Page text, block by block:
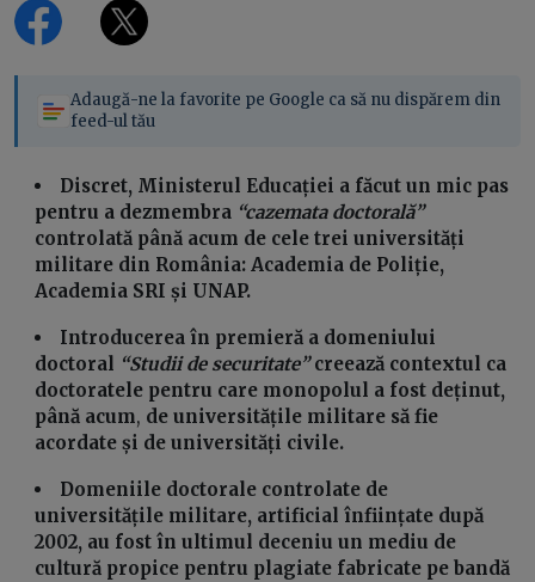
Adaugă-ne la favorite pe Google ca să nu dispărem din
feed-ul tău
Discret, Ministerul Educației a făcut un mic pas
pentru a dezmembra “cazemata doctorală”
controlată până acum de cele trei universități
militare din România: Academia de Poliție,
Academia SRI și UNAP.
Introducerea în premieră a domeniului
doctoral “Studii de securitate”creează contextul ca
doctoratele pentru care monopolul a fost deținut,
până acum, de universitățile militare să fie
acordate și de universități civile.
Domeniile doctorale controlate de
universitățile militare, artificial înființate după
2002, au fost în ultimul deceniu un mediu de
cultură propice pentru plagiate fabricate pe bandă